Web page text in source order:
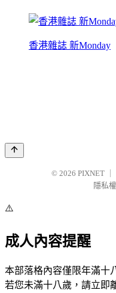
香港雜誌 新Monday
© 2026 PIXNET
隱私
⚠️
成人內容提醒
本部落格內容僅限年滿十
若您未滿十八歲，請立即